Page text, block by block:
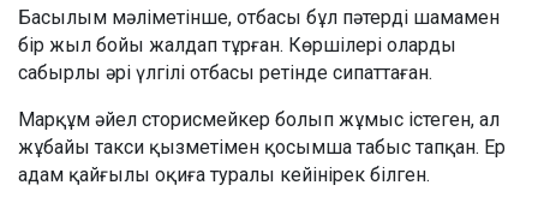
Басылым мәліметінше, отбасы бұл пәтерді шамамен
бір жыл бойы жалдап тұрған. Көршілері оларды
сабырлы әрі үлгілі отбасы ретінде сипаттаған.
Марқұм әйел сторисмейкер болып жұмыс істеген, ал
жұбайы такси қызметімен қосымша табыс тапқан. Ер
адам қайғылы оқиға туралы кейінірек білген.